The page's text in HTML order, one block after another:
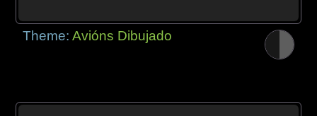
Theme:Avións Dibujado